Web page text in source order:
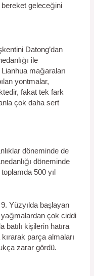
geleceğini
Datong’dan
ile
mağaraları
yontmalar,
fakat tek fark
çok daha sert
döneminde de
döneminde
500 yıl
Yüzyılda başlayan
yağmalardan çok ciddi
batılı kişilerin hatıra
parça almaları
zarar gördü.